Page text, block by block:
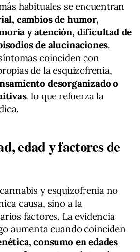
habituales se encuentran
cambios de humor,
y atención, dificultad de
de alucinaciones.
coinciden con
de la esquizofrenia,
desorganizado o
, lo que refuerza la
edad y factores de
y esquizofrenia no
causa, sino a la
factores. La evidencia
aumenta cuando coinciden
consumo en edades